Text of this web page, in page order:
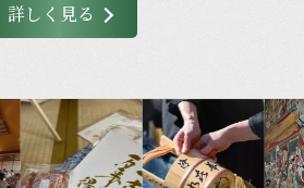
詳しく見る